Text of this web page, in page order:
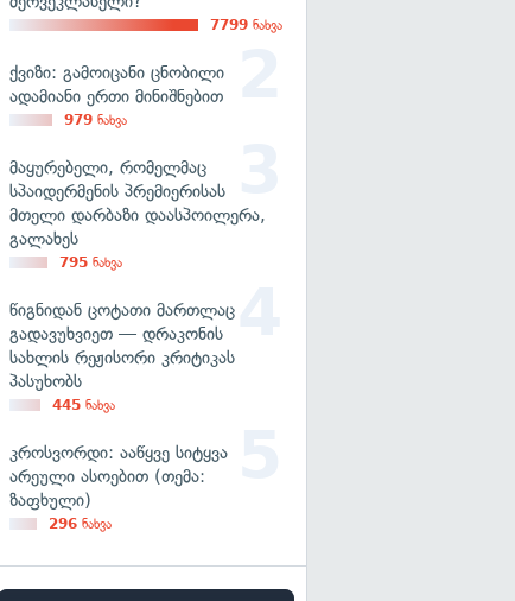
7799 ნახვა
ქვიზი: გამოიცანი ცნობილი
ადამიანი ერთი მინიშნებით
979 ნახვა
მაყურებელი, რომელმაც
სპაიდერმენის პრემიერისას
მთელი დარბაზი დაასპოილერა,
გალახეს
795 ნახვა
წიგნიდან ცოტათი მართლაც
გადავუხვიეთ — დრაკონის
სახლის რეჟისორი კრიტიკას
პასუხობს
445 ნახვა
კროსვორდი: ააწყვე სიტყვა
არეული ასოებით (თემა:
ზაფხული)
296 ნახვა